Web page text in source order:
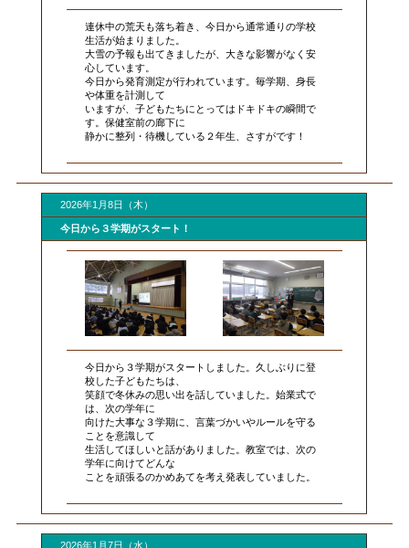
連休中の荒天も落ち着き、今日から通常通りの学校
生活が始まりました。
大雪の予報も出てきましたが、大きな影響がなく安
心しています。
今日から発育測定が行われています。毎学期、身長
や体重を計測して
いますが、子どもたちにとってはドキドキの瞬間で
す。保健室前の廊下に
静かに整列・待機している２年生、さすがです！
2026年1月8日（木）
今日から３学期がスタート！
今日から３学期がスタートしました。久しぶりに登
校した子どもたちは、
笑顔で冬休みの思い出を話していました。始業式で
は、次の学年に
向けた大事な３学期に、言葉づかいやルールを守る
ことを意識して
生活してほしいと話がありました。教室では、次の
学年に向けてどんな
ことを頑張るのかめあてを考え発表していました。
2026年1月7日（水）